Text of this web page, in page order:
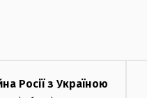
Росії з Україною